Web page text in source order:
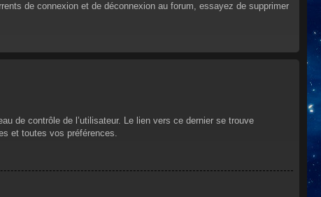
de connexion et de déconnexion au forum, essayez de supprimer
de contrôle de l’utilisateur. Le lien vers ce dernier se trouve
et toutes vos préférences.